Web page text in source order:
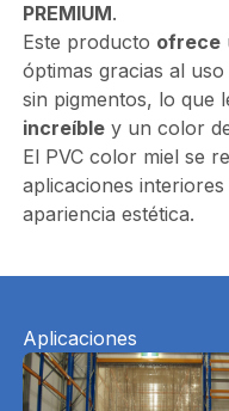
PREMIUM.
Este producto ofrece
óptimas gracias al
sin pigmentos, lo que
increíbley un color
El PVC color miel se
aplicaciones
apariencia estética.
Aplicaciones